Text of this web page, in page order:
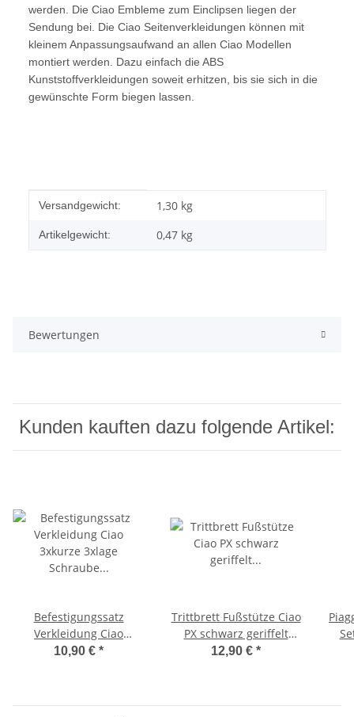
werden. Die Ciao Embleme zum Einclipsen liegen der
Sendung bei. Die Ciao Seitenverkleidungen können mit
kleinem Anpassungsaufwand an allen Ciao Modellen
montiert werden. Dazu einfach die ABS
Kunststoffverkleidungen soweit erhitzen, bis sie sich in die
gewünschte Form biegen lassen.
Produkteigenschaft
Wert
Versandgewicht: 1,30 kg
Artikelgewicht: 0,47 kg
Bewertungen
Kunden kauften dazu folgende Artikel:
Befestigungssatz
Verkleidung Ciao
3xkurze 3xlage Schraube
10,90 € *
Trittbrett Fußstütze Ciao
PX schwarz geriffelt
Made in Italy -CIF-
12,90 € *